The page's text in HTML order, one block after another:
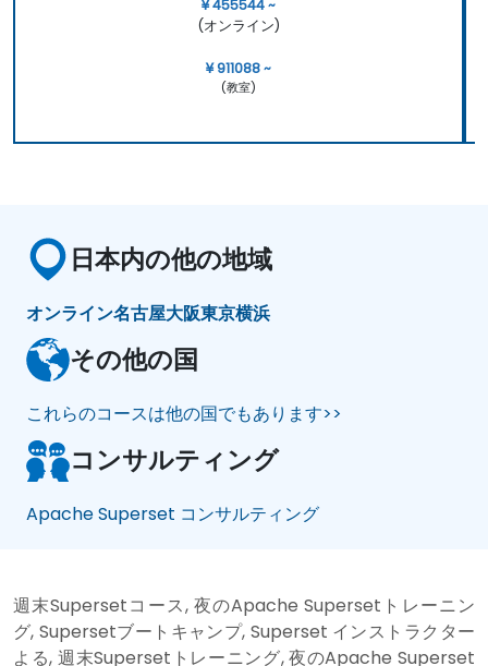
¥ 455544 ~
(オンライン)
¥ 911088 ~
(教室)
日本内の他の地域
オンライン名古屋大阪東京横浜
その他の国
これらのコースは他の国でもあります>>
コンサルティング
Apache Superset コンサルティング
週末Supersetコース, 夜のApache Supersetトレーニン
グ, Supersetブートキャンプ, Superset インストラクター
よる, 週末Supersetトレーニング, 夜のApache Superset